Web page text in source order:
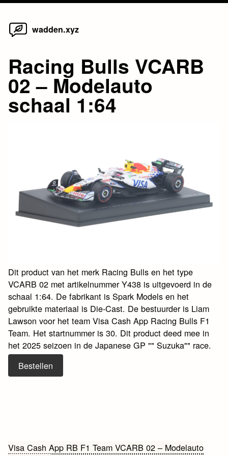
Skip
wadden.xyz
Racing Bulls VCARB
02 – Modelauto
schaal 1:64
Dit product van het merk Racing Bulls en het type
VCARB 02 met artikelnummer Y438 is uitgevoerd in de
schaal 1:64. De fabrikant is Spark Models en het
gebruikte materiaal is Die-Cast. De bestuurder is Liam
Lawson voor het team Visa Cash App Racing Bulls F1
Team. Het startnummer is 30. Dit product deed mee in
het 2025 seizoen in de Japanese GP "" Suzuka"" race.
Bestellen
Bericht
Visa Cash App RB F1 Team VCARB 02 – Modelauto